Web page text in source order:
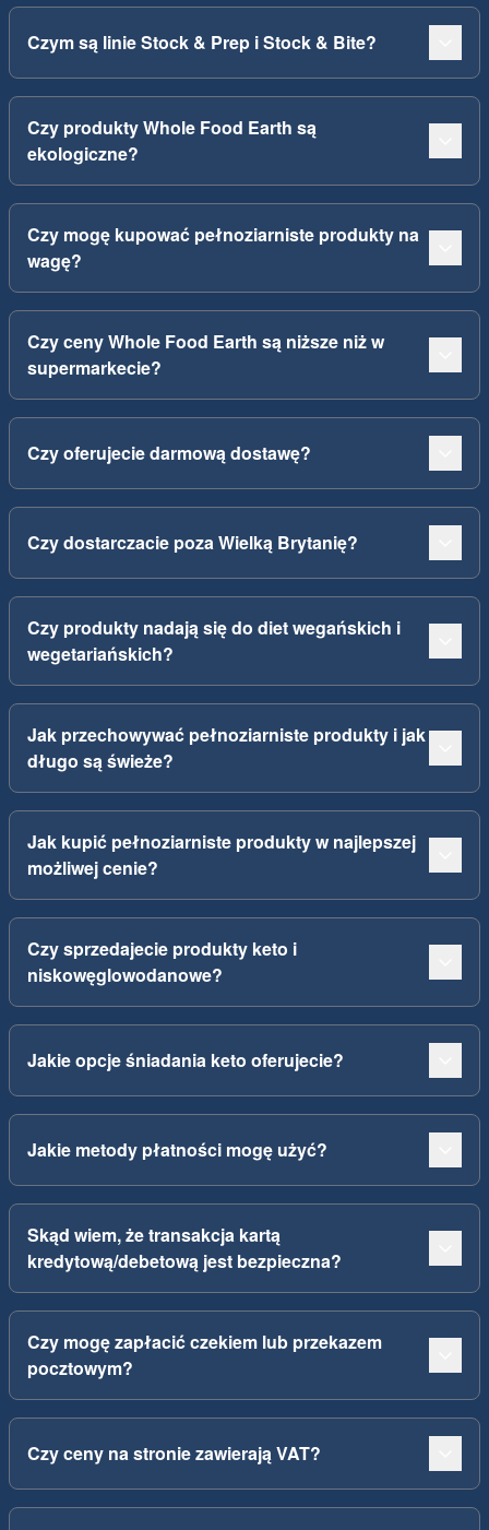
Czym są linie Stock & Prep i Stock & Bite?
Czy produkty Whole Food Earth są
ekologiczne?
Czy mogę kupować pełnoziarniste produkty na
wagę?
Czy ceny Whole Food Earth są niższe niż w
supermarkecie?
Czy oferujecie darmową dostawę?
Czy dostarczacie poza Wielką Brytanię?
Czy produkty nadają się do diet wegańskich i
wegetariańskich?
Jak przechowywać pełnoziarniste produkty i jak
długo są świeże?
Jak kupić pełnoziarniste produkty w najlepszej
możliwej cenie?
Czy sprzedajecie produkty keto i
niskowęglowodanowe?
Jakie opcje śniadania keto oferujecie?
Jakie metody płatności mogę użyć?
Skąd wiem, że transakcja kartą
kredytową/debetową jest bezpieczna?
Czy mogę zapłacić czekiem lub przekazem
pocztowym?
Czy ceny na stronie zawierają VAT?